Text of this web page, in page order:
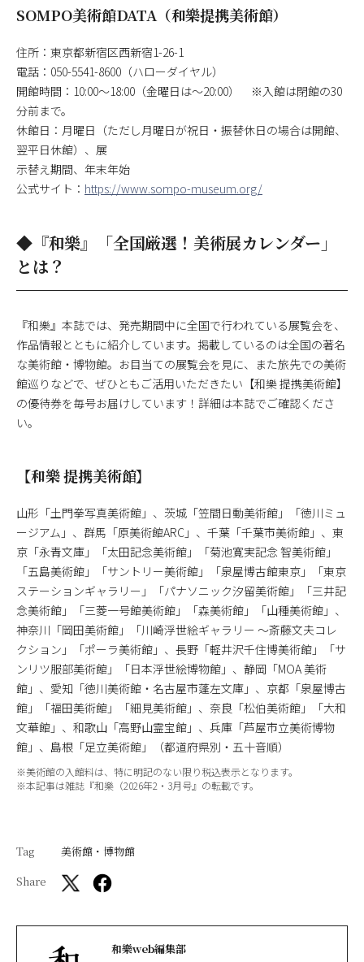
SOMPO美術館DATA（和樂提携美術館）
住所：東京都新宿区西新宿1-26-1
電話：050-5541-8600（ハローダイヤル）
開館時間：10:00～18:00（金曜日は～20:00） ※入館は閉館の30
分前まで。
休館日：月曜日（ただし月曜日が祝日・振替休日の場合は開館、
翌平日休館）、展
示替え期間、年末年始
公式サイト： https://www.sompo-museum.org/
◆『和樂』「全国厳選！美術展カレンダー」
とは？
『和樂』本誌では、発売期間中に全国で行われている展覧会を、
作品情報とともに紹介しています。掲載しているのは全国の著名
な美術館・博物館。お目当ての展覧会を見に、また旅先での美術
館巡りなどで、ぜひともご活用いただきたい【和樂 提携美術館】
の優待券を毎号お届けしています！詳細は本誌でご確認くださ
い。
【和樂 提携美術館】
山形「土門拳写真美術館」、茨城「笠間日動美術館」「徳川ミュ
ージアム」、群馬「原美術館ARC」、千葉「千葉市美術館」、東
京「永青文庫」「太田記念美術館」「菊池寛実記念 智美術館」
「五島美術館」「サントリー美術館」「泉屋博古館東京」「東京
ステーションギャラリー」「パナソニック汐留美術館」「三井記
念美術館」「三菱一号館美術館」「森美術館」「山種美術館」、
神奈川「岡田美術館」「川崎浮世絵ギャラリー ～斎藤文夫コレ
クション」「ポーラ美術館」、長野「軽井沢千住博美術館」「サ
ンリツ服部美術館」「日本浮世絵博物館」、静岡「MOA 美術
館」、愛知「徳川美術館・名古屋市蓬左文庫」、京都「泉屋博古
館」「福田美術館」「細見美術館」、奈良「松伯美術館」「大和
文華館」、和歌山「高野山霊宝館」、兵庫「芦屋市立美術博物
館」、島根「足立美術館」（都道府県別・五十音順）
※美術館の入館料は、特に明記のない限り税込表示となります。
※本記事は雑誌『和樂（2026年2・3月号』の転載です。
Tag
美術館・博物館
Share
和樂web編集部